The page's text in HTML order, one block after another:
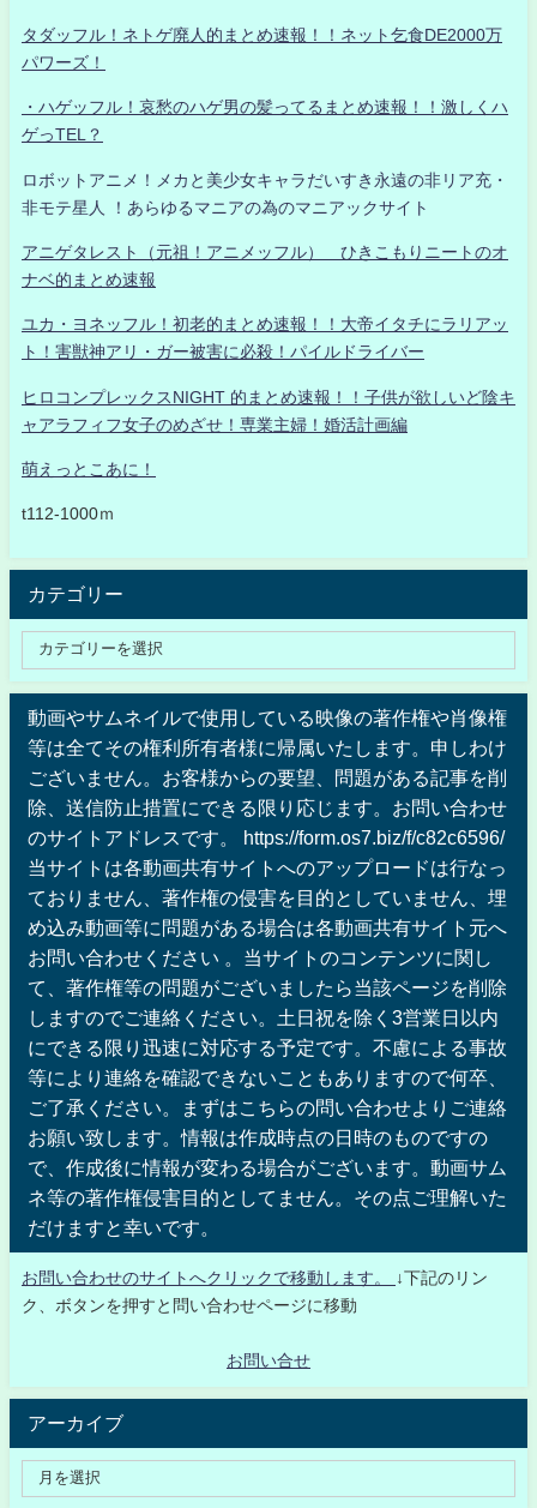
タダッフル！ネトゲ廃人的まとめ速報！！ネット乞食DE2000万
パワーズ！
・ハゲッフル！哀愁のハゲ男の髪ってるまとめ速報！！激しくハ
ゲっTEL？
ロボットアニメ！メカと美少女キャラだいすき永遠の非リア充・
非モテ星人 ！あらゆるマニアの為のマニアックサイト
アニゲタレスト（元祖！アニメッフル） ひきこもりニートのオ
ナベ的まとめ速報
ユカ・ヨネッフル！初老的まとめ速報！！大帝イタチにラリアッ
ト！害獣神アリ・ガー被害に必殺！パイルドライバー
ヒロコンプレックスNIGHT 的まとめ速報！！子供が欲しいど陰キ
ャアラフィフ女子のめざせ！専業主婦！婚活計画編
萌えっとこあに！
t112-1000ｍ
カテゴリー
動画やサムネイルで使用している映像の著作権や肖像権
等は全てその権利所有者様に帰属いたします。申しわけ
ございません。お客様からの要望、問題がある記事を削
除、送信防止措置にできる限り応じます。お問い合わせ
のサイトアドレスです。 https://form.os7.biz/f/c82c6596/
当サイトは各動画共有サイトへのアップロードは行なっ
ておりません、著作権の侵害を目的としていません、埋
め込み動画等に問題がある場合は各動画共有サイト元へ
お問い合わせください 。当サイトのコンテンツに関し
て、著作権等の問題がございましたら当該ページを削除
しますのでご連絡ください。土日祝を除く3営業日以内
にできる限り迅速に対応する予定です。不慮による事故
等により連絡を確認できないこともありますので何卒、
ご了承ください。まずはこちらの問い合わせよりご連絡
お願い致します。情報は作成時点の日時のものですの
で、作成後に情報が変わる場合がございます。動画サム
ネ等の著作権侵害目的としてません。その点ご理解いた
だけますと幸いです。
お問い合わせのサイトへクリックで移動します。
↓下記のリン
ク、ボタンを押すと問い合わせページに移動
お問い合せ
アーカイブ